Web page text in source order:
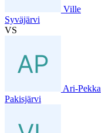
Ville
Syväjärvi
VS
Ari-Pekka
Pakisjärvi